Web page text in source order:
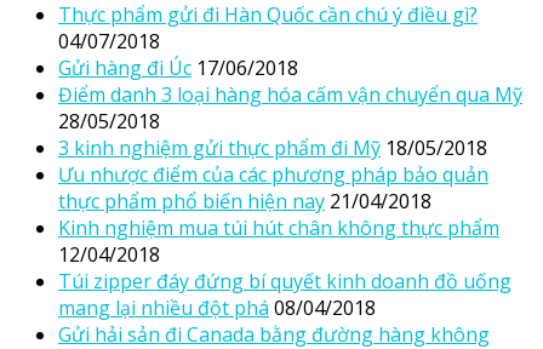
Thực phẩm gửi đi Hàn Quốc cần chú ý điều gì?
04/07/2018
Gửi hàng đi Úc 17/06/2018
Điểm danh 3 loại hàng hóa cấm vận chuyển qua Mỹ
28/05/2018
3 kinh nghiệm gửi thực phẩm đi Mỹ 18/05/2018
Ưu nhược điểm của các phương pháp bảo quản
thực phẩm phổ biến hiện nay 21/04/2018
Kinh nghiệm mua túi hút chân không thực phẩm
12/04/2018
Túi zipper đáy đứng bí quyết kinh doanh đồ uống
mang lại nhiều đột phá 08/04/2018
Gửi hải sản đi Canada bằng đường hàng không